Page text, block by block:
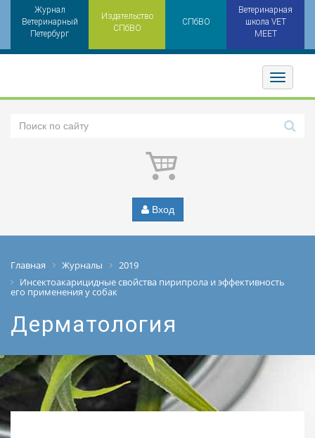
Журнал
Ветеринарный
Петербург
Издательство
СПбВО
СПбВО
Ветеринарная
школа VET
MEET
Toggler
Вход
Главная Журналы
2019
Инсектоакарицидные свойства пирипрола и эффективность
его применения у собак
Дерматология